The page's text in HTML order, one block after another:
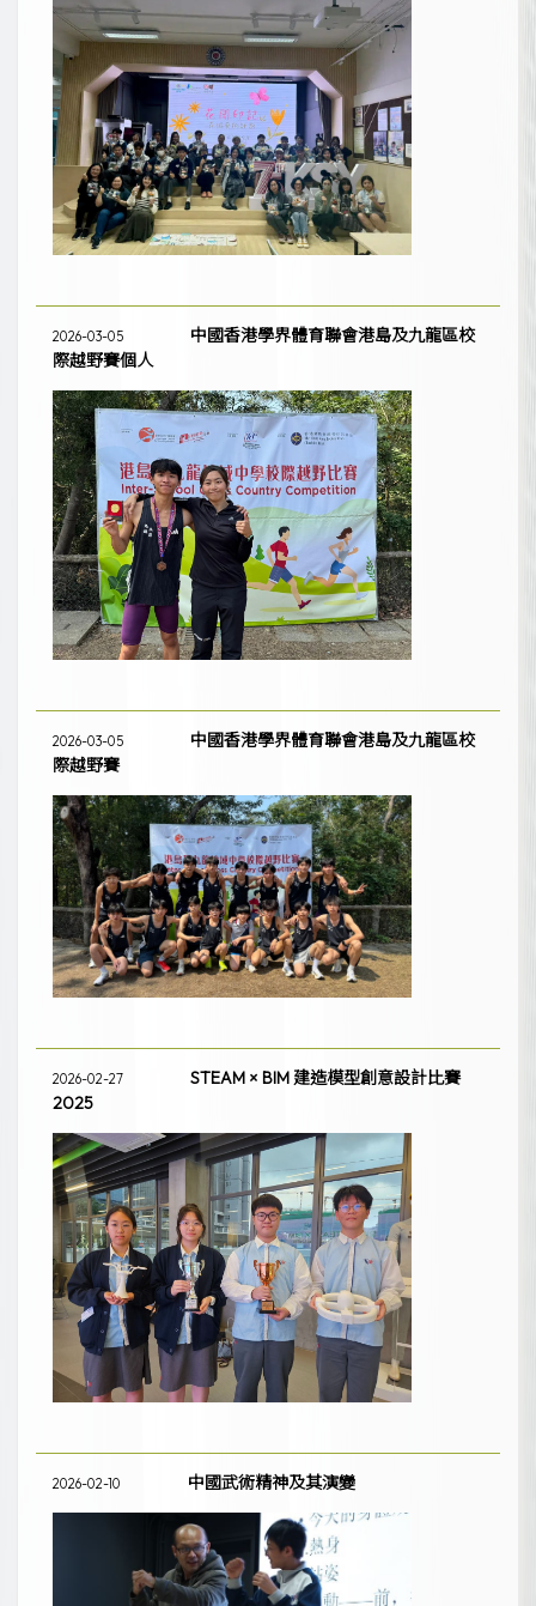
2026-03-05
中國香港學界體育聯會港島及九龍區校
際越野賽個人
2026-03-05
中國香港學界體育聯會港島及九龍區校
際越野賽
2026-02-27
STEAM × BIM 建造模型創意設計比賽
2025
2026-02-10 中國武術精神及其演變